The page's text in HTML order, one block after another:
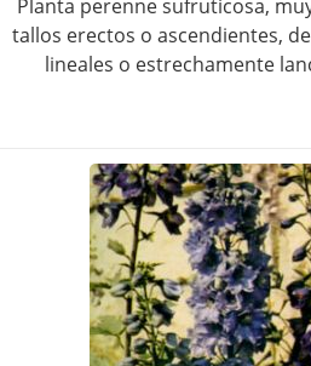
Planta perenne sufruticosa,
tallos erectos o ascendientes,
lineales o estrechamente